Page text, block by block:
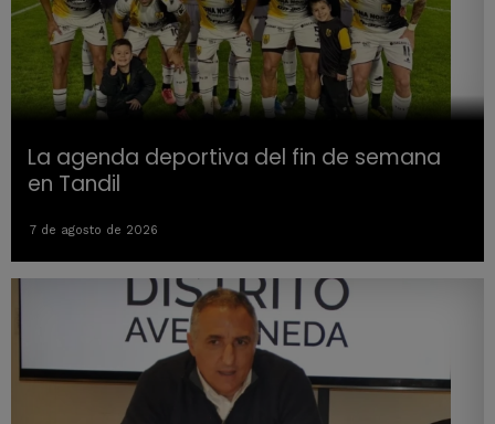
La agenda deportiva del fin de semana
en Tandil
7 de agosto de 2026